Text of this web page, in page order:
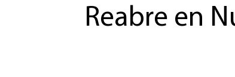
Reabre en